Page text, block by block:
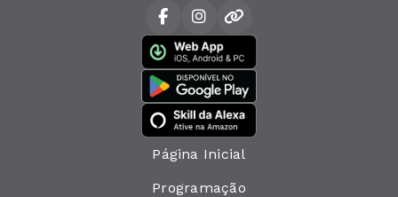
Página Inicial
Programação